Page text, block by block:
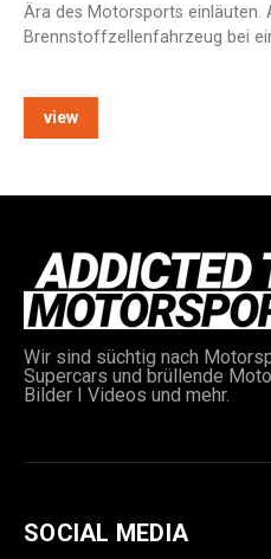
Ära des Motorsports einläuten.
Brennstoffzellenfahrzeug bei
view
Wir sind süchtig nach
Supercars und brüllende
Bilder I Videos und mehr.
SOCIAL MEDIA